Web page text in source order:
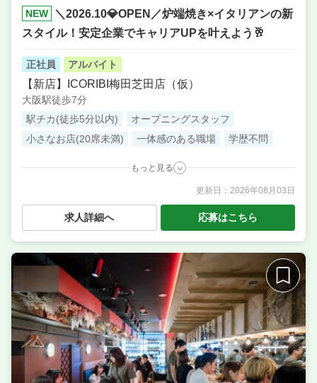
NEW
＼2026.10💎OPEN／炉端焼き×イタリアンの新
スタイル！安定企業でキャリアUPを叶えよう🥂
正社員 アルバイト
【新店】ICORIBI梅田芝田店（仮）
大阪駅徒歩7分
駅チカ(徒歩5分以内)
オープニングスタッフ
小さなお店(20席未満)
一体感のある職場 学歴不問
もっと見る
調理・キッチンスタッフ・板前 ／ 料理長候補（シェ
フ・板長など） ／ サービス・ホール
囲炉裏で仕上げるオリジナルのイタリアン
住所 大阪府大阪市北区芝田2-5-6 ニュー共栄ビル 1F
15席〜20席
10000円〜15000円
更新日： 2026年08月03日
求人詳細へ 応募はこちら